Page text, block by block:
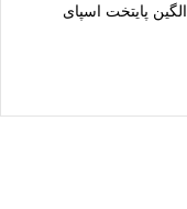
الگین پایتخت اسپای